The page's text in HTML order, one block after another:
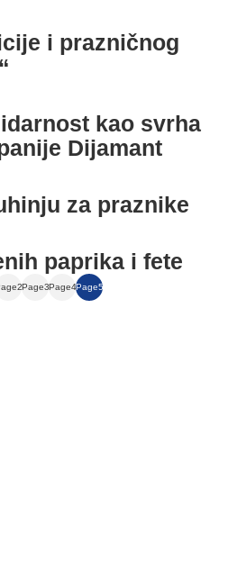
i prazničnog
kao svrha
Dijamant
za praznike
paprika i fete
2Page3Page4Page5